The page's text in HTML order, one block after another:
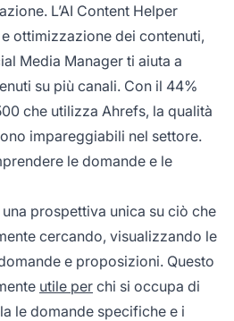
L’AI Content Helper
ottimizzazione dei contenuti,
Media Manager ti aiuta a
su più canali. Con il 44%
che utilizza Ahrefs, la qualità
impareggiabili nel settore.
le domande e le
prospettiva unica su ciò che
cercando, visualizzando le
e proposizioni. Questo
utile per chi si occupa di
le domande specifiche e i